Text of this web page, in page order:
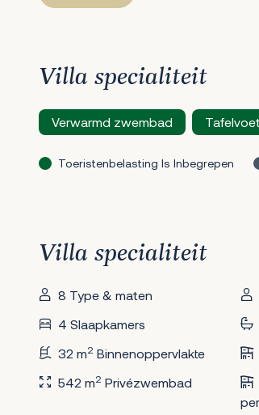
Villa specialiteit
Verwarmd zwembad
Toeristenbelasting Is Inbegrepen
Villa specialiteit
8 Type & maten
4 Slaapkamers
32 m2 Binnenoppervlakte
542 m2 Privézwembad